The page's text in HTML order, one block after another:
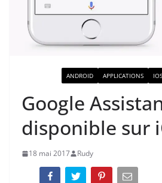
ANDROID APPLICATIONS IOS
Google
disponible sur
18 mai 2017 Rudy